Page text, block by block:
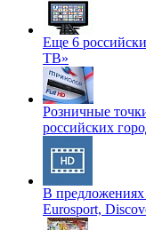
Еще 6
ТВ»
Розничные
российских
В
Eurosport,